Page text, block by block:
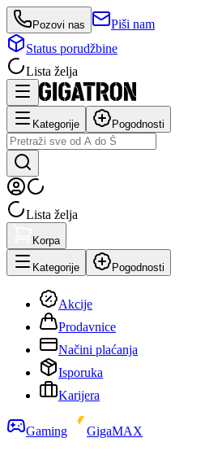
Pozovi nas
Piši nam
Status porudžbine
Lista želja
Kategorije Pogodnosti
Lista želja
Korpa
Kategorije Pogodnosti
Akcije
Prodavnice
Načini plaćanja
Isporuka
Karijera
Gaming
GigaMAX